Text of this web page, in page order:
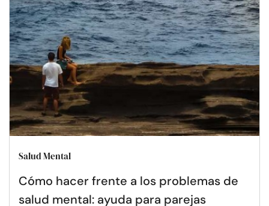
Salud Mental
Cómo hacer frente a los problemas de
salud mental: ayuda para parejas